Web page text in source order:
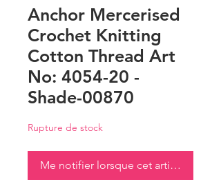
Anchor Mercerised
Crochet Knitting
Cotton Thread Art
No: 4054-20 -
Shade-00870
Rupture de stock
Me notifier lorsque cet article est